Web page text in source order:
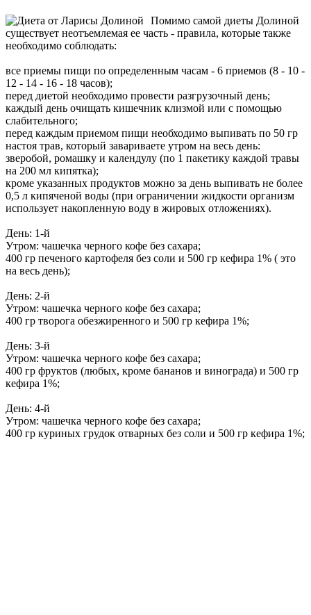
Помимо самой диеты Долиной
существует неотъемлемая ее часть - правила, которые также
необходимо соблюдать:
все приемы пищи по определенным часам - 6 приемов (8 - 10 -
12 - 14 - 16 - 18 часов);
перед диетой необходимо провести разгрузочный день;
каждый день очищать кишечник клизмой или с помощью
слабительного;
перед каждым приемом пищи необходимо выпивать по 50 гр
настоя трав, который завариваете утром на весь день:
зверобой, ромашку и календулу (по 1 пакетику каждой травы
на 200 мл кипятка);
кроме указанных продуктов можно за день выпивать не более
0,5 л кипяченой воды (при ограничении жидкости организм
использует накопленную воду в жировых отложениях).
День: 1-й
Утром: чашечка черного кофе без сахара;
400 гр печеного картофеля без соли и 500 гр кефира 1% ( это
на весь день);
День: 2-й
Утром: чашечка черного кофе без сахара;
400 гр творога обезжиренного и 500 гр кефира 1%;
День: 3-й
Утром: чашечка черного кофе без сахара;
400 гр фруктов (любых, кроме бананов и винограда) и 500 гр
кефира 1%;
День: 4-й
Утром: чашечка черного кофе без сахара;
400 гр куриных грудок отварных без соли и 500 гр кефира 1%;